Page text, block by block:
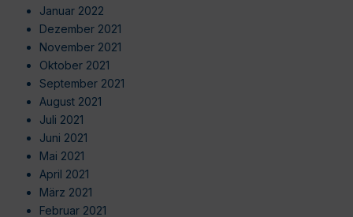
Januar 2022
Dezember 2021
November 2021
Oktober 2021
September 2021
August 2021
Juli 2021
Juni 2021
Mai 2021
April 2021
März 2021
Februar 2021